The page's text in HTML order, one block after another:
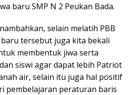
baru SMP N 2 Peukan Bada.
selain melatih PBB
tersebut juga kita bekali
membentuk jiwa serta
siswi agar dapat lebih Patriot
air, selain itu juga hal positif
pembelajaran peraturan baris